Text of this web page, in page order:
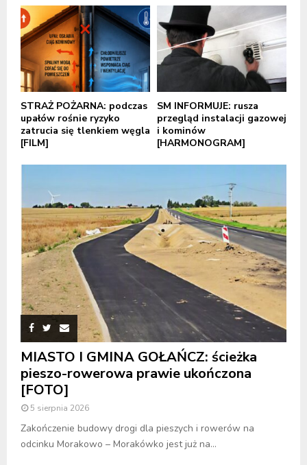
STRAŻ POŻARNA: podczas
upałów rośnie ryzyko
zatrucia się tlenkiem węgla
[FILM]
SM INFORMUJE: rusza
przegląd instalacji gazowej
i kominów
[HARMONOGRAM]
MIASTO I GMINA GOŁAŃCZ: ścieżka
pieszo-rowerowa prawie ukończona
[FOTO]
5 sierpnia 2026
Zakończenie budowy drogi dla pieszych i rowerów na
odcinku Morakowo – Morakówko jest już na...